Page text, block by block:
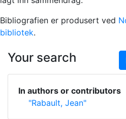
Bibliografien er produsert ved
bibliotek.
Your search
In authors or contributors
"Rabault, Jean"